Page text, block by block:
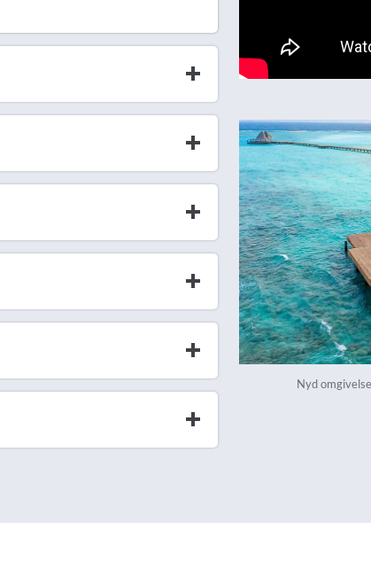
Nyd